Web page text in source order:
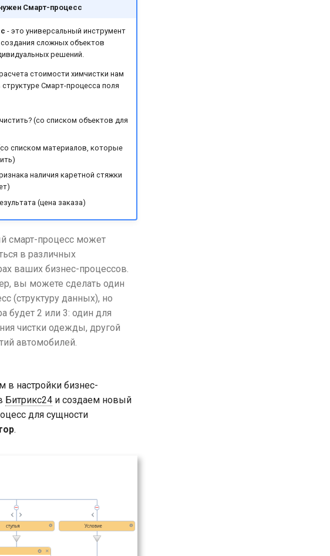
Смарт-процесс
- это универсальный инструмент
сложных объектов
решений.
стоимости химчистки нам
Смарт-процесса поля
(со списком объектов для
списком материалов, которые
наличия каретной стяжки
(цена заказа)
смарт-процесс может
в различных
ваших бизнес-процессов.
вы можете сделать один
(структуру данных), но
будет 2 или 3: один для
чистки одежды, другой
автомобилей.
в настройки бизнес-
Битрикс24 и создаем новый
для сущности
.